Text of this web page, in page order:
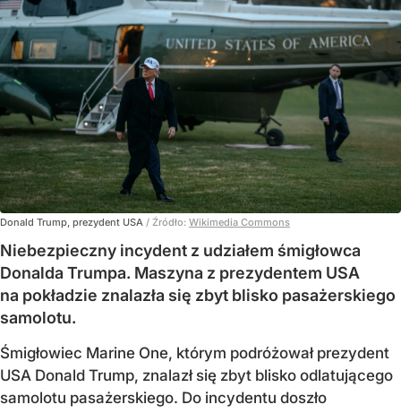
Donald Trump, prezydent USA / Źródło: Wikimedia Commons
Niebezpieczny incydent z udziałem śmigłowca
Donalda Trumpa. Maszyna z prezydentem USA
na pokładzie znalazła się zbyt blisko pasażerskiego
samolotu.
Śmigłowiec Marine One, którym podróżował prezydent
USA Donald Trump, znalazł się zbyt blisko odlatującego
samolotu pasażerskiego. Do incydentu doszło